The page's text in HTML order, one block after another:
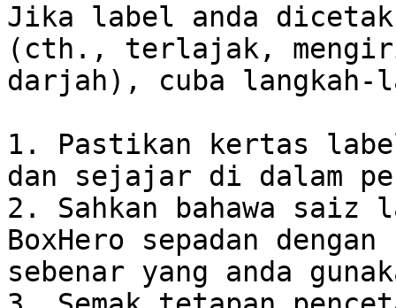
Jika label anda dicetak
(cth., terlajak,
darjah), cuba langkah-
1. Pastikan kertas
dan sejajar di dalam
2. Sahkan bahawa
BoxHero sepadan
sebenar yang anda